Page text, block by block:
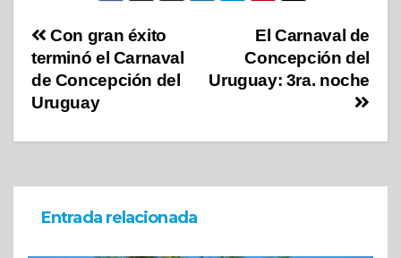
El Carnaval de
Concepción del
Uruguay: 3ra. noche
Con gran éxito
terminó el Carnaval
de Concepción del
Uruguay
Entrada relacionada